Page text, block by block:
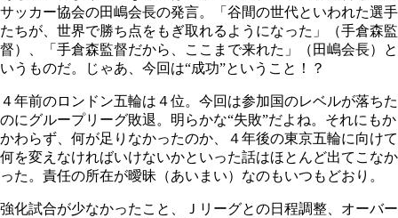
サッカー協会の田嶋会長の発言。「谷間の世代といわれた選手
たちが、世界で勝ち点をもぎ取れるようになった」（手倉森監
督）、「手倉森監督だから、ここまで来れた」（田嶋会長）と
いうものだ。じゃあ、今回は“成功”ということ！？
４年前のロンドン五輪は４位。今回は参加国のレベルが落ちた
のにグループリーグ敗退。明らかな“失敗”だよね。それにもか
かわらず、何が足りなかったのか、４年後の東京五輪に向けて
何を変えなければいけないかといった話はほとんど出てこなか
った。責任の所在が曖昧（あいまい）なのもいつもどおり。
強化試合が少なかったこと、Ｊリーグとの日程調整、オーバー